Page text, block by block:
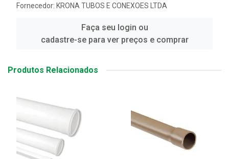
Fornecedor: KRONA TUBOS E CONEXOES LTDA
Faça seu login ou
cadastre-se para ver preços e comprar
Produtos Relacionados